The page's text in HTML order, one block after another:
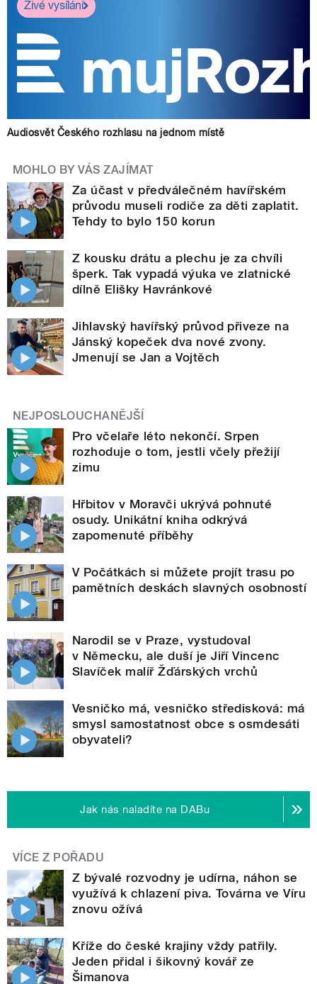
Živé vysílání
Audiosvět Českého rozhlasu na jednom místě
MOHLO BY VÁS ZAJÍMAT
Za účast v předválečném havířském
průvodu museli rodiče za děti zaplatit.
Tehdy to bylo 150 korun
Z kousku drátu a plechu je za chvíli
šperk. Tak vypadá výuka ve zlatnické
dílně Elišky Havránkové
Jihlavský havířský průvod přiveze na
Jánský kopeček dva nové zvony.
Jmenují se Jan a Vojtěch
NEJPOSLOUCHANĚJŠÍ
Pro včelaře léto nekončí. Srpen
rozhoduje o tom, jestli včely přežijí
zimu
Hřbitov v Moravči ukrývá pohnuté
osudy. Unikátní kniha odkrývá
zapomenuté příběhy
V Počátkách si můžete projít trasu po
pamětních deskách slavných osobností
Narodil se v Praze, vystudoval
v Německu, ale duší je Jiří Vincenc
Slavíček malíř Žďárských vrchů
Vesničko má, vesničko středisková: má
smysl samostatnost obce s osmdesáti
obyvateli?
Jak nás naladíte na DABu
VÍCE Z POŘADU
Z bývalé rozvodny je udírna, náhon se
využívá k chlazení piva. Továrna ve Víru
znovu ožívá
Kříže do české krajiny vždy patřily.
Jeden přidal i šikovný kovář ze
Šimanova